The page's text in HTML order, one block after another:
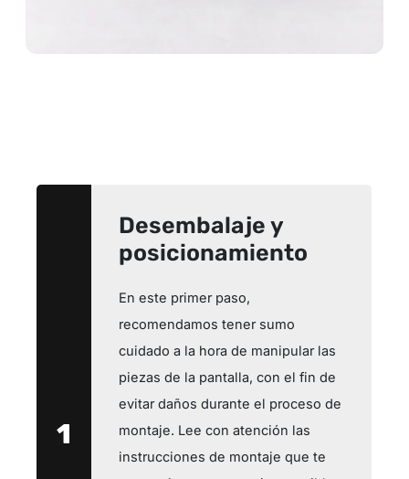
1
Desembalaje y
posicionamiento
En este primer paso,
recomendamos tener sumo
cuidado a la hora de manipular las
piezas de la pantalla, con el fin de
evitar daños durante el proceso de
montaje. Lee con atención las
instrucciones de montaje que te